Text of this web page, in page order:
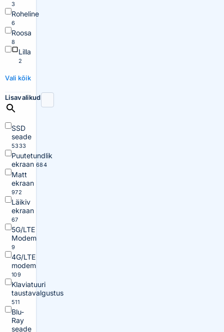
3
Roheline
6
Roosa
8
Lilla
2
Vali kõik
Lisavalikud
SSD
seade
5333
Puutetundlik
ekraan 684
Matt
ekraan
972
Läikiv
ekraan
67
5G/LTE
Modem
9
4G/LTE
modem
109
Klaviatuuri
taustavalgustus
511
Blu-
Ray
seade